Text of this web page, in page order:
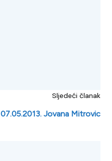
Sljedeći članak
07.05.2013. Jovana Mitrovic